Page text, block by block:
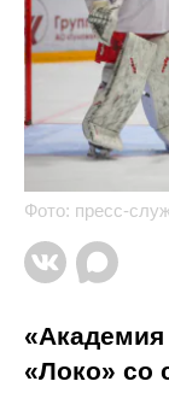
Фото: пресс-
«Локо» со